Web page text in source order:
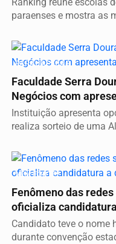
paraenses e mostra as
PARAUAPEBAS
Faculdade Serra
Negócios com
Instituição apresenta
realiza sorteio de uma
VEM FORTE?
Fenômeno das
oficializa
Candidato teve o nome
durante convenção